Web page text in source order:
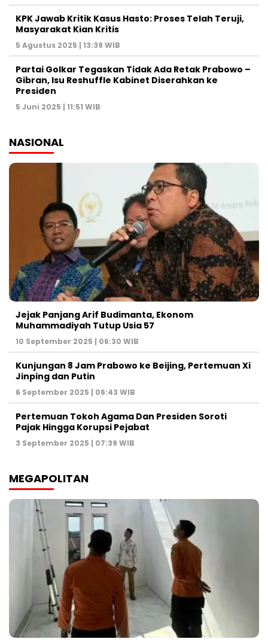
KPK Jawab Kritik Kasus Hasto: Proses Telah Teruji,
Masyarakat Kian Kritis
5 Agustus 2025 | 13:39 WIB
Partai Golkar Tegaskan Tidak Ada Retak Prabowo –
Gibran, Isu Reshuffle Kabinet Diserahkan ke
Presiden
5 Juni 2025 | 11:51 WIB
NASIONAL
Jejak Panjang Arif Budimanta, Ekonom
Muhammadiyah Tutup Usia 57
10 September 2025 | 06:30 WIB
Kunjungan 8 Jam Prabowo ke Beijing, Pertemuan Xi
Jinping dan Putin
6 September 2025 | 06:43 WIB
Pertemuan Tokoh Agama Dan Presiden Soroti
Pajak Hingga Korupsi Pejabat
3 September 2025 | 07:39 WIB
MEGAPOLITAN